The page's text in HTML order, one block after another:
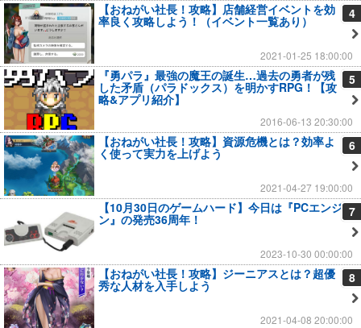
4
【おねがい社長！攻略】店舗経営イベントを効
率良く攻略しよう！（イベント一覧あり）
2021-01-25 18:00:00
5
『勇パラ』最強の魔王の誕生…過去の勇者が残
した矛盾（パラドックス）を明かすRPG！【攻
略&アプリ紹介】
2016-06-13 20:30:00
6
【おねがい社長！攻略】資源危機とは？効率よ
く使って実力を上げよう
2021-04-27 19:00:00
7
【10月30日のゲームハード】今日は『PCエンジ
ン』の発売36周年！
2023-10-30 00:00:00
8
【おねがい社長！攻略】ジーニアスとは？超優
秀な人材を入手しよう
2021-04-08 20:00:00